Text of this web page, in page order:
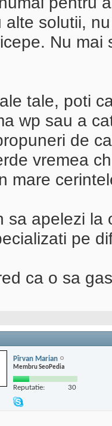
alte solutii,
Nu
tale, poti
wp sau a
de
vremea
mare
sa apelezi
pe
ca o sa
Pîrvan Marian
Membru SeoPedia
Reputatie: 30